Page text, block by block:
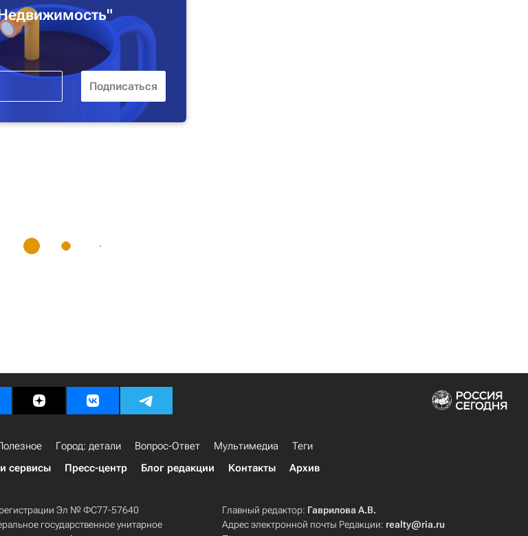
Город: детали Вопрос-Ответ Мультимедиа
Теги
сервисы Пресс-центр Блог редакции Контакты Архив
регистрации Эл № ФС77-57640
государственное унитарное
Главный редактор: Гаврилова А.В.
Адрес электронной почты Редакции: realty@ria.ru